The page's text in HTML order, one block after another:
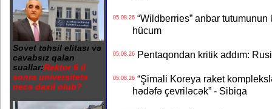
Sovet təhsil elitası və
cavabsız qalan
suallar:Rektor 6 il
sonra universitetə
necə daxil olub?
05.08.26“Wildberries” anbar tutumunun
hücum
05.08.26Pentaqondan kritik addım:
05.08.26“Şimali Koreya raket
hədəfə çevriləcək” - Sibiqa